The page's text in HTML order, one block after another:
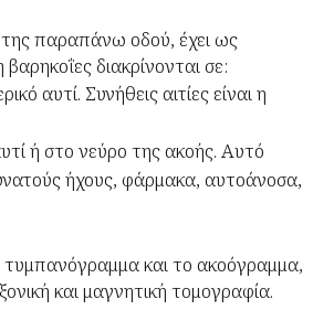
παραπάνω οδού, έχει ως
διακρίνονται σε:
αυτί. Συνήθεις αιτίες είναι η
ή στο νεύρο της ακοής. Αυτό
ήχους, φάρμακα, αυτοάνοσα,
τυμπανόγραμμα και το ακοόγραμμα,
και μαγνητική τομογραφία.